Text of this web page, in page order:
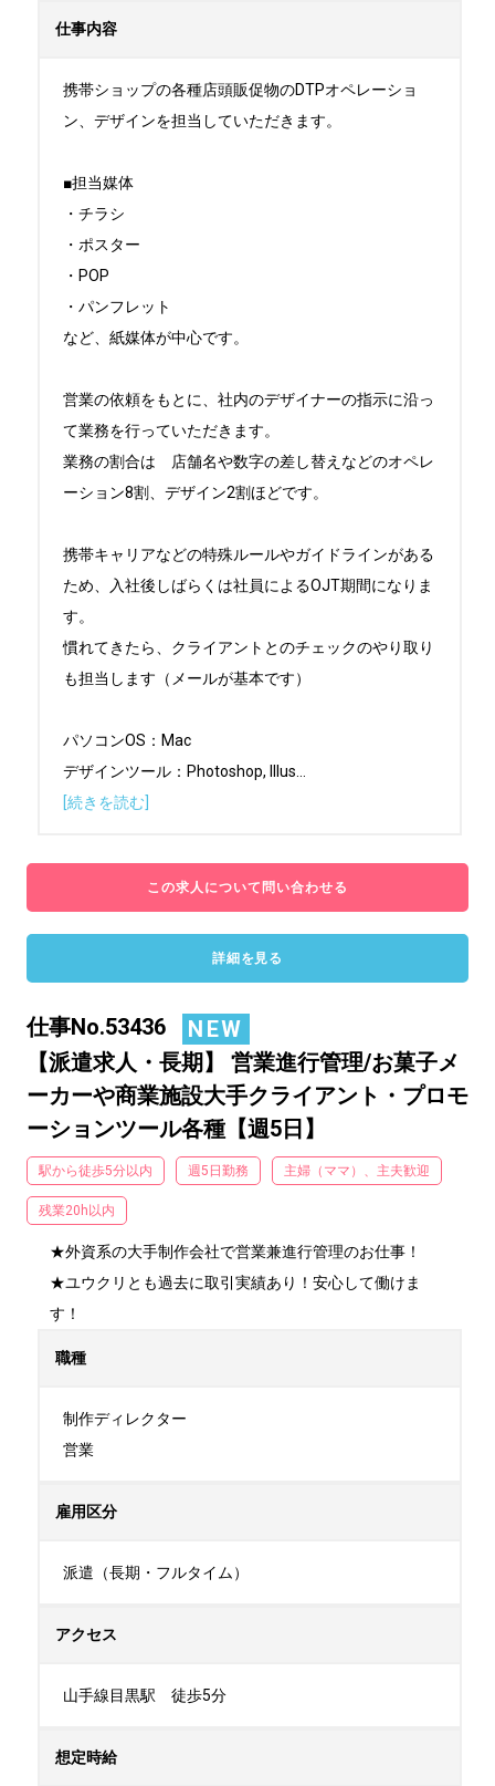
仕事内容
携帯ショップの各種店頭販促物のDTPオペレーショ
ン、デザインを担当していただきます。
■担当媒体
・チラシ
・ポスター
・POP
・パンフレット
など、紙媒体が中心です。
営業の依頼をもとに、社内のデザイナーの指示に沿っ
て業務を行っていただきます。
業務の割合は　店舗名や数字の差し替えなどのオペレ
ーション8割、デザイン2割ほどです。
携帯キャリアなどの特殊ルールやガイドラインがある
ため、入社後しばらくは社員によるOJT期間になりま
す。
慣れてきたら、クライアントとのチェックのやり取り
も担当します（メールが基本です）
パソコンOS：Mac
デザインツール：Photoshop, Illus...
[続きを読む]
この求人について問い合わせる
詳細を見る
仕事No.53436
NEW
【派遣求人・長期】 営業進行管理/お菓子メ
ーカーや商業施設大手クライアント・プロモ
ーションツール各種【週5日】
駅から徒歩5分以内 週5日勤務 主婦（ママ）、主夫歓迎
残業20h以内
★外資系の大手制作会社で営業兼進行管理のお仕事！
★ユウクリとも過去に取引実績あり！安心して働けま
す！
職種
制作ディレクター
営業
雇用区分
派遣（長期・フルタイム）
アクセス
山手線目黒駅　徒歩5分
想定時給